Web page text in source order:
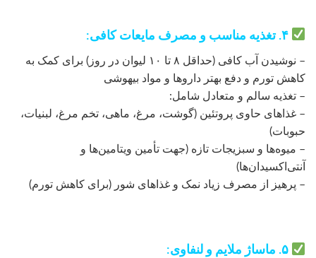
۴. تغذیه مناسب و مصرف مایعات کافی:
– نوشیدن آب کافی (حداقل ۸ تا ۱۰ لیوان در روز) برای کمک به
کاهش تورم و دفع بهتر داروها و مواد بیهوشی
– تغذیه سالم و متعادل شامل:
– غذاهای حاوی پروتئین (گوشت، مرغ، ماهی، تخم مرغ، لبنیات،
حبوبات)
– میوه‌ها و سبزیجات تازه (جهت تأمین ویتامین‌ها و
آنتی‌اکسیدان‌ها)
– پرهیز از مصرف زیاد نمک و غذاهای شور (برای کاهش تورم)
۵. ماساژ ملایم و لنفاوی: